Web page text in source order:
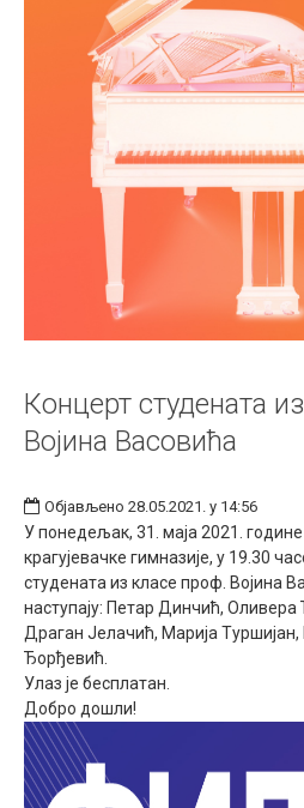
Концерт студената
Војина Васовића
Објављено 28.05.2021. у 14:56
У понедељак, 31. маја 2021.
крагујевачке гимназије, у 19.30
студената из класе проф. Војина
наступају: Петар Динчић,
Драган Јелачић, Марија
Ђорђевић.
Улаз је бесплатан.
Добро дошли!